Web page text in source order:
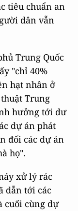
tiêu chuẩn an
dân vẫn
Trung Quốc
"chỉ 40%
hạt nhân ở
Trung
hưởng tới dư
dự án phát
đối các dự án
họ".
xử lý rác
dẫn tới các
cuối cùng dự